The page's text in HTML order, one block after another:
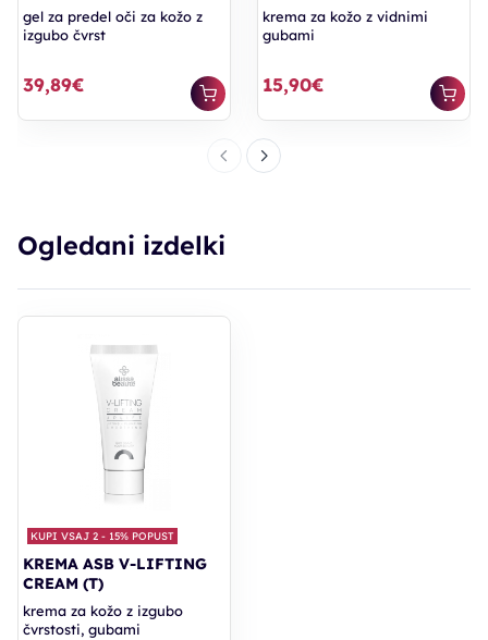
gel za predel oči za kožo z
izgubo čvrst
39,89€
krema za kožo z vidnimi
gubami
15,90€
Ogledani izdelki
KUPI VSAJ 2 - 15% POPUST
KREMA ASB V-LIFTING
CREAM (T)
krema za kožo z izgubo
čvrstosti, gubami